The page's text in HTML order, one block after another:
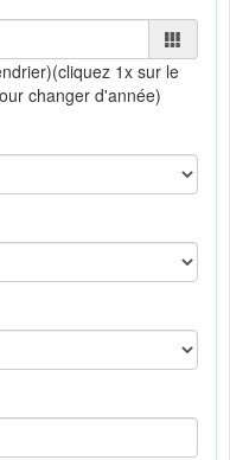
(cliquez 1x sur le
changer d'année)